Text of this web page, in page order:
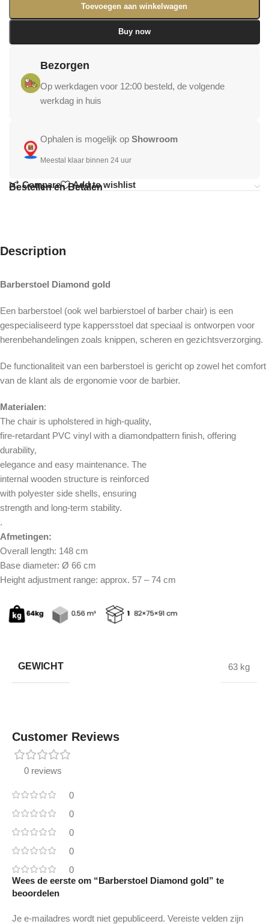
Toevoegen aan winkelwagen
Buy now
Bezorgen
Op werkdagen voor 12:00 besteld, de volgende
werkdag in huis
Ophalen is mogelijk op Showroom
Meestal klaar binnen 24 uur
Compare Add to wishlist
Bestellen en Betalen
Description
Barberstoel Diamond gold
Een barberstoel (ook wel barbierstoel of barber chair) is een
gespecialiseerd type kappersstoel dat speciaal is ontworpen voor
herenbehandelingen zoals knippen, scheren en gezichtsverzorging.
De functionaliteit van een barberstoel is gericht op zowel het comfort
van de klant als de ergonomie voor de barbier.
Materialen:
The chair is upholstered in high-quality,
fire-retardant PVC vinyl with a diamondpattern finish, offering
durability,
elegance and easy maintenance. The
internal wooden structure is reinforced
with polyester side shells, ensuring
strength and long-term stability.
.
Afmetingen:
Overall length: 148 cm
Base diameter: Ø 66 cm
Height adjustment range: approx. 57 – 74 cm
GEWICHT 63 kg
Customer Reviews
0 reviews
0
0
0
0
0
Wees de eerste om “Barberstoel Diamond gold” te
beoordelen
Je e-mailadres wordt niet gepubliceerd. Vereiste velden zijn